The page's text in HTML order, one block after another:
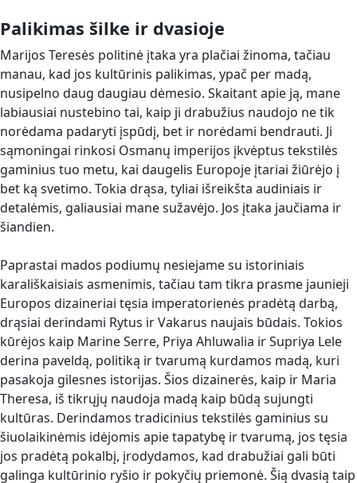
Palikimas šilke ir dvasioje
Marijos Teresės politinė įtaka yra plačiai žinoma, tačiau
manau, kad jos kultūrinis palikimas, ypač per madą,
nusipelno daug daugiau dėmesio. Skaitant apie ją, mane
labiausiai nustebino tai, kaip ji drabužius naudojo ne tik
norėdama padaryti įspūdį, bet ir norėdami bendrauti. Ji
sąmoningai rinkosi Osmanų imperijos įkvėptus tekstilės
gaminius tuo metu, kai daugelis Europoje įtariai žiūrėjo į
bet ką svetimo. Tokia drąsa, tyliai išreikšta audiniais ir
detalėmis, galiausiai mane sužavėjo. Jos įtaka jaučiama ir
šiandien.
Paprastai mados podiumų nesiejame su istoriniais
karališkaisiais asmenimis, tačiau tam tikra prasme jaunieji
Europos dizaineriai tęsia imperatorienės pradėtą darbą,
drąsiai derindami Rytus ir Vakarus naujais būdais. Tokios
kūrėjos kaip Marine Serre, Priya Ahluwalia ir Supriya Lele
derina paveldą, politiką ir tvarumą kurdamos madą, kuri
pasakoja gilesnes istorijas. Šios dizainerės, kaip ir Maria
Theresa, iš tikrųjų naudoja madą kaip būdą sujungti
kultūras. Derindamos tradicinius tekstilės gaminius su
šiuolaikinėmis idėjomis apie tapatybę ir tvarumą, jos tęsia
jos pradėtą pokalbį, įrodydamos, kad drabužiai gali būti
galinga kultūrinio ryšio ir pokyčių priemonė. Šią dvasią taip